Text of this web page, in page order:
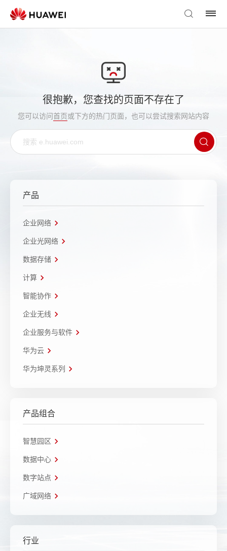
很抱歉，您查找的页面不存在了
您可以访问首页或下方的热门页面，也可以尝试搜索网站内容
产品
企业网络
企业光网络
数据存储
计算
智能协作
企业无线
企业服务与软件
华为云
华为坤灵系列
产品组合
智慧园区
数据中心
数字站点
广域网络
行业